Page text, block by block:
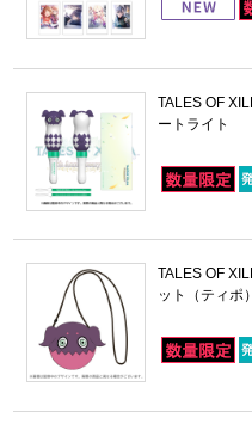
TALES OF
ートライト
TALES OF
ット（ティポ）